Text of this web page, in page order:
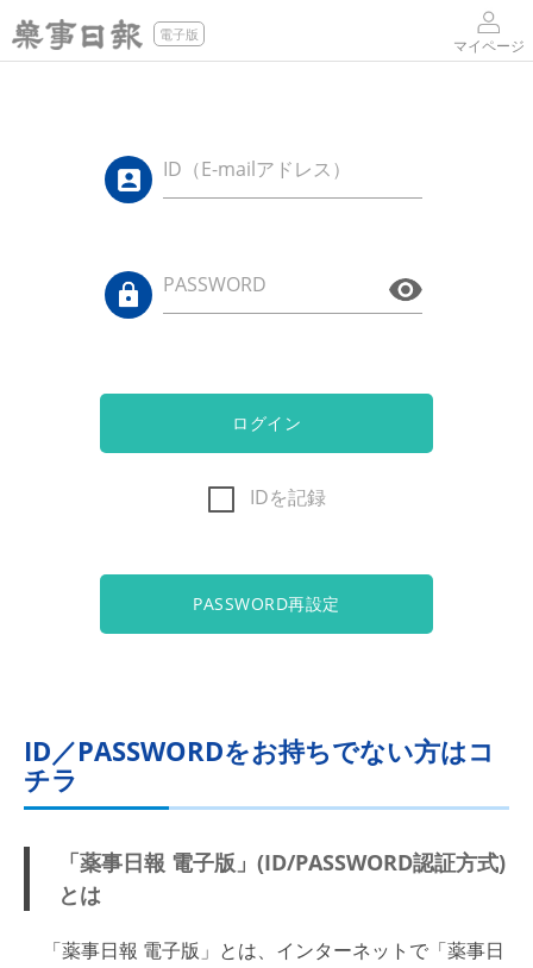
電子版
マイページ
ID（E-mailアドレス）
PASSWORD
ログイン
IDを記録
PASSWORD再設定
ID／PASSWORDをお持ちでない方はコ
チラ
「薬事日報 電子版」(ID/PASSWORD認証方式)
とは
「薬事日報 電子版」とは、インターネットで「薬事日